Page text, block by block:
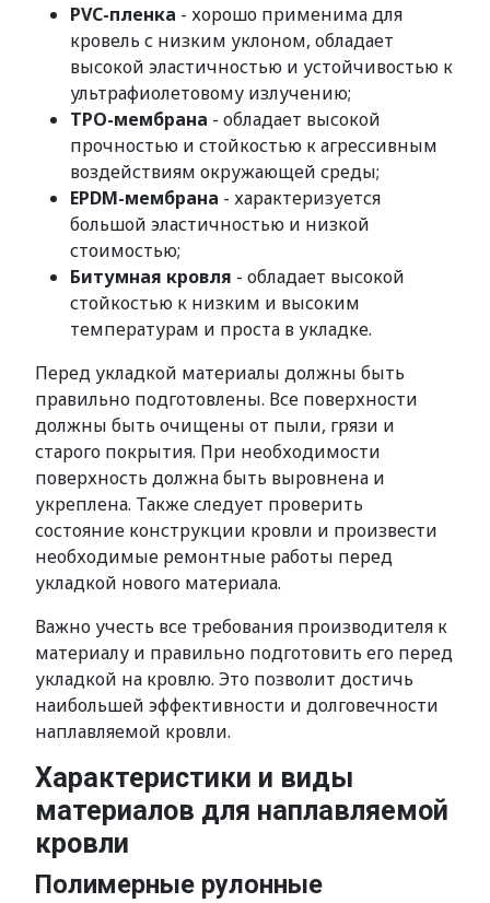
PVC-пленка - хорошо применима для
кровель с низким уклоном, обладает
высокой эластичностью и устойчивостью к
ультрафиолетовому излучению;
TPO-мембрана - обладает высокой
прочностью и стойкостью к агрессивным
воздействиям окружающей среды;
EPDM-мембрана - характеризуется
большой эластичностью и низкой
стоимостью;
Битумная кровля - обладает высокой
стойкостью к низким и высоким
температурам и проста в укладке.
Перед укладкой материалы должны быть
правильно подготовлены. Все поверхности
должны быть очищены от пыли, грязи и
старого покрытия. При необходимости
поверхность должна быть выровнена и
укреплена. Также следует проверить
состояние конструкции кровли и произвести
необходимые ремонтные работы перед
укладкой нового материала.
Важно учесть все требования производителя к
материалу и правильно подготовить его перед
укладкой на кровлю. Это позволит достичь
наибольшей эффективности и долговечности
наплавляемой кровли.
Характеристики и виды
материалов для наплавляемой
кровли
Полимерные рулонные